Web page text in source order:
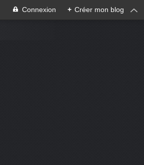
Connexion + Créer mon blog